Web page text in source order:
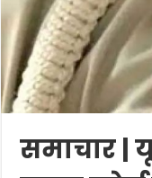
समाचार |